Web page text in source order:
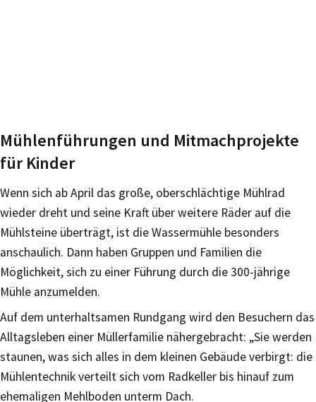
Mühlenführungen und Mitmachprojekte
für Kinder
Wenn sich ab April das große, oberschlächtige Mühlrad
wieder dreht und seine Kraft über weitere Räder auf die
Mühlsteine überträgt, ist die Wassermühle besonders
anschaulich. Dann haben Gruppen und Familien die
Möglichkeit, sich zu einer Führung durch die 300-jährige
Mühle anzumelden.
Auf dem unterhaltsamen Rundgang wird den Besuchern das
Alltagsleben einer Müllerfamilie nähergebracht: „Sie werden
staunen, was sich alles in dem kleinen Gebäude verbirgt: die
Mühlentechnik verteilt sich vom Radkeller bis hinauf zum
ehemaligen Mehlboden unterm Dach.